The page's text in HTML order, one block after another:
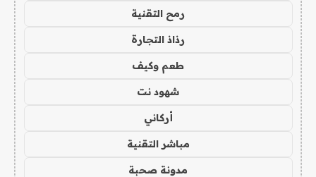
رمح التقنية
رذاذ التجارة
طعم وكيف
شهود نت
أركاني
مباشر التقنية
مدونة صحبة